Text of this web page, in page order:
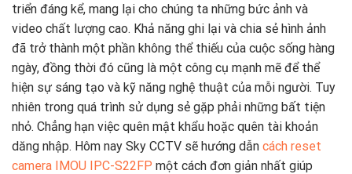
triển đáng kể, mang lại cho chúng ta những bức ảnh và
video chất lượng cao. Khả năng ghi lại và chia sẻ hình ảnh
đã trở thành một phần không thể thiếu của cuộc sống hàng
ngày, đồng thời đó cũng là một công cụ mạnh mẽ để thể
hiện sự sáng tạo và kỹ năng nghệ thuật của mỗi người. Tuy
nhiên trong quá trình sử dụng sẻ gặp phải những bất tiện
nhỏ. Chẳng hạn việc quên mật khẩu hoặc quên tài khoản
dăng nhập. Hôm nay Sky CCTV sẽ hướng dẫn cách reset
camera IMOU IPC-S22FP một cách đơn giản nhất giúp